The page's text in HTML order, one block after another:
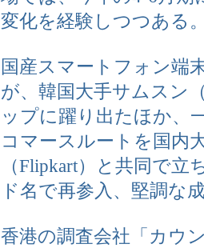
変化を経験しつつある
国産スマートフォン端
が、韓国大手サムスン
ップに躍り出たほか、
コマースルートを国内
（Flipkart）と共同で
ド名で再参入、堅調な
香港の調査会社「カウ